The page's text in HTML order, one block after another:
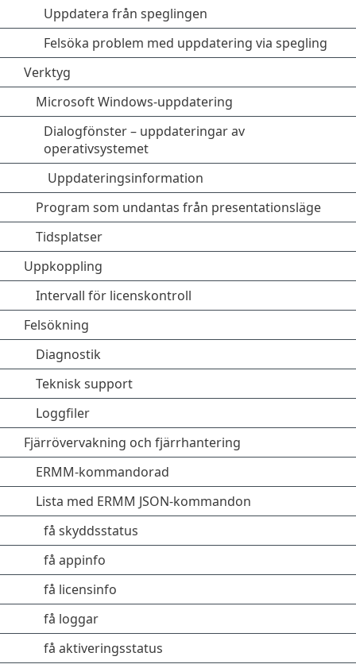
Uppdatera från speglingen
Felsöka problem med uppdatering via spegling
Verktyg
Microsoft Windows-uppdatering
Dialogfönster – uppdateringar av
operativsystemet
Uppdateringsinformation
Program som undantas från presentationsläge
Tidsplatser
Uppkoppling
Intervall för licenskontroll
Felsökning
Diagnostik
Teknisk support
Loggfiler
Fjärrövervakning och fjärrhantering
ERMM-kommandorad
Lista med ERMM JSON-kommandon
få skyddsstatus
få appinfo
få licensinfo
få loggar
få aktiveringsstatus